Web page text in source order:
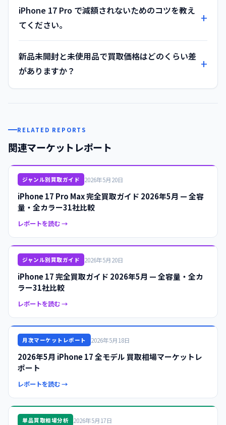
iPhone 17 Pro で減額されないためのコツを教え
てください。
新品未開封と未使用品で買取価格はどのくらい差
がありますか？
RELATED REPORTS
関連マーケットレポート
ジャンル別買取ガイド 2026年5月20日
iPhone 17 Pro Max 完全買取ガイド 2026年5月 — 全容
量・全カラー31社比較
レポートを読む →
ジャンル別買取ガイド 2026年5月20日
iPhone 17 完全買取ガイド 2026年5月 — 全容量・全カ
ラー31社比較
レポートを読む →
月次マーケットレポート 2026年5月18日
2026年5月 iPhone 17 全モデル 買取相場マーケットレ
ポート
レポートを読む →
単品買取相場分析 2026年5月17日